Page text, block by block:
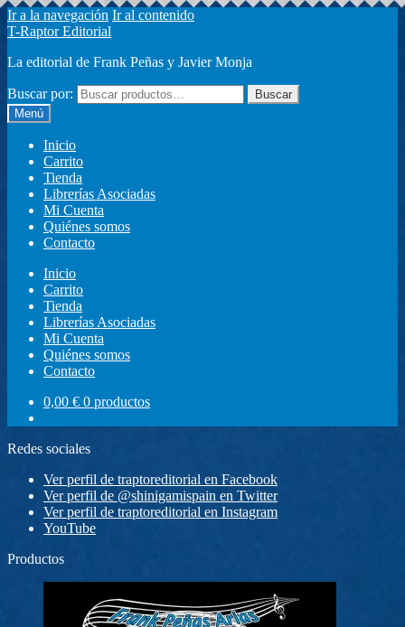
Ir a la navegación Ir al contenido
T-Raptor Editorial
La editorial de Frank Peñas y Javier Monja
Buscar por:
Buscar
Menú
Inicio
Carrito
Tienda
Librerías Asociadas
Mi Cuenta
Quiénes somos
Contacto
Inicio
Carrito
Tienda
Librerías Asociadas
Mi Cuenta
Quiénes somos
Contacto
0,00 € 0 productos
Redes sociales
Ver perfil de traptoreditorial en Facebook
Ver perfil de @shinigamispain en Twitter
Ver perfil de traptoreditorial en Instagram
YouTube
Productos